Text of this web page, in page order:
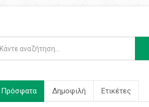
Πρόσφατα Δημοφιλή Ετικέτες